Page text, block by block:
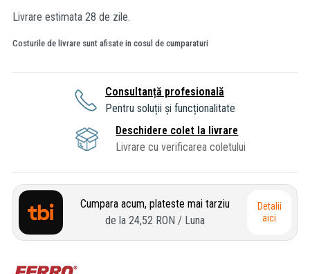
Livrare estimata 28 de zile.
Costurile de livrare sunt afisate in cosul de cumparaturi
Consultanță profesională
Pentru soluții și funcționalitate
Deschidere colet la livrare
Livrare cu verificarea coletului
Cumpara acum, plateste mai tarziu
de la 24,52 RON / Luna
Detalii
aici